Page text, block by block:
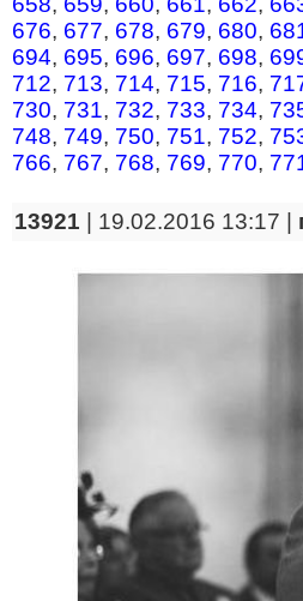
676, 677, 678, 679, 680,
694, 695, 696, 697, 698,
712, 713, 714, 715, 716,
730, 731, 732, 733, 734,
748, 749, 750, 751, 752,
766, 767, 768, 769, 770,
13921 | 19.02.2016 13:17 |